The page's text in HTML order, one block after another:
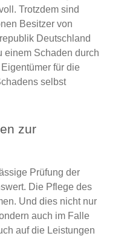
Trotzdem sind
Besitzer von
Deutschland
einem Schaden durch
für die
selbst
zur
Prüfung der
Die Pflege des
Und dies nicht nur
auch im Falle
auf die Leistungen